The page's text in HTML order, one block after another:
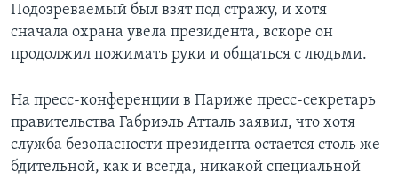
Подозреваемый был взят под стражу, и хотя
сначала охрана увела президента, вскоре он
продолжил пожимать руки и общаться с людьми.
На пресс-конференции в Париже пресс-секретарь
правительства Габриэль Атталь заявил, что хотя
служба безопасности президента остается столь же
бдительной, как и всегда, никакой специальной